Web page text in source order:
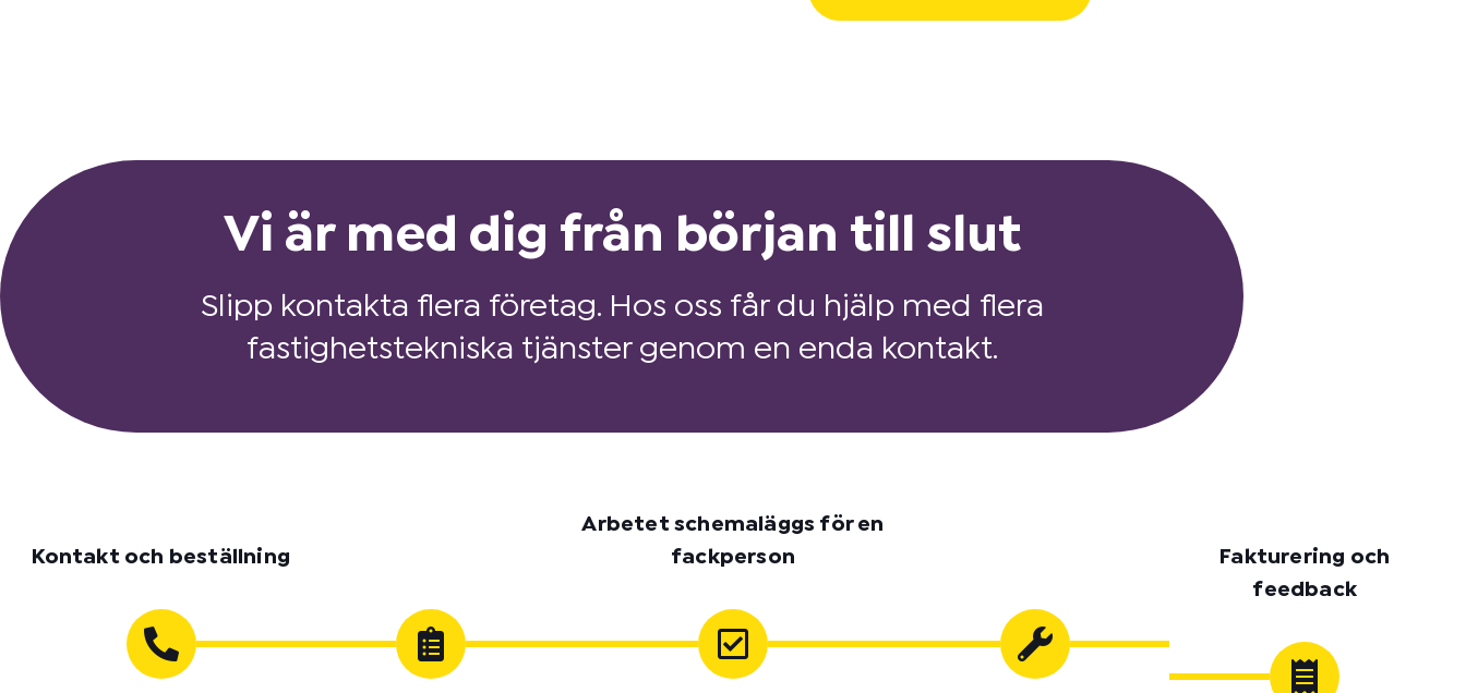
Vi är med dig från början till slut
Slipp kontakta flera företag. Hos oss får du hjälp med flera
fastighetstekniska tjänster genom en enda kontakt.
Kontakt och beställning
Arbetet schemaläggs för en
fackperson
Fakturering och
feedback